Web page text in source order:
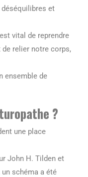
déséquilibres et
vital de reprendre
relier notre corps,
ensemble de
?
une place
John H. Tilden et
un schéma a été